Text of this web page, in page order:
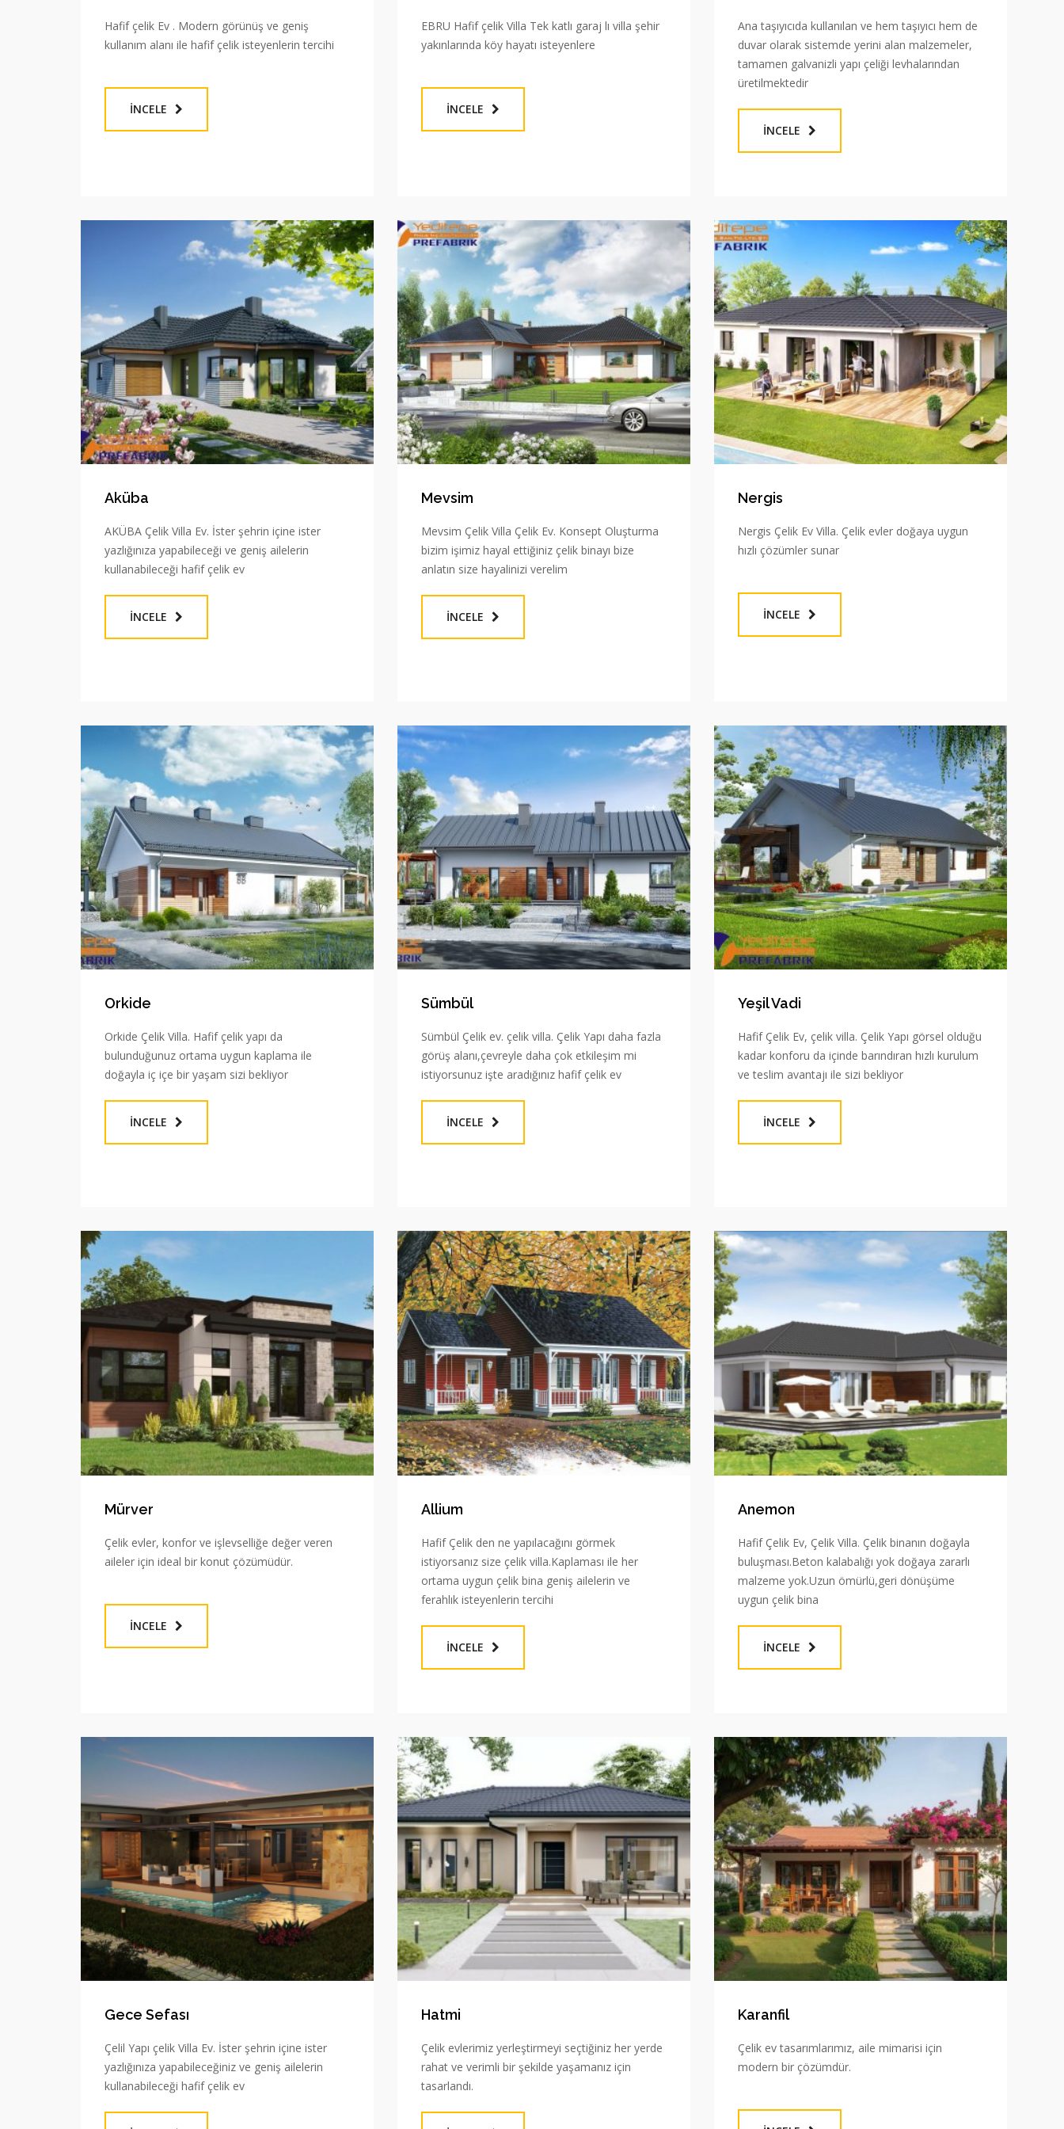
Hafif çelik Ev . Modern görünüş ve geniş
kullanım alanı ile hafif çelik isteyenlerin tercihi
İNCELE
EBRU Hafif çelik Villa Tek katlı garaj lı villa şehir
yakınlarında köy hayatı isteyenlere
İNCELE
Ana taşıyıcıda kullanılan ve hem taşıyıcı hem de
duvar olarak sistemde yerini alan malzemeler,
tamamen galvanizli yapı çeliği levhalarından
üretilmektedir
İNCELE
Aküba
AKÜBA Çelik Villa Ev. İster şehrin içine ister
yazlığınıza yapabileceği ve geniş ailelerin
kullanabileceği hafif çelik ev
İNCELE
Mevsim
Mevsim Çelik Villa Çelik Ev. Konsept Oluşturma
bizim işimiz hayal ettiğiniz çelik binayı bize
anlatın size hayalinizi verelim
İNCELE
Nergis
Nergis Çelik Ev Villa. Çelik evler doğaya uygun
hızlı çözümler sunar
İNCELE
Orkide
Orkide Çelik Villa. Hafif çelik yapı da
bulunduğunuz ortama uygun kaplama ile
doğayla iç içe bir yaşam sizi bekliyor
İNCELE
Sümbül
Sümbül Çelik ev. çelik villa. Çelik Yapı daha fazla
görüş alanı,çevreyle daha çok etkileşim mi
istiyorsunuz işte aradığınız hafif çelik ev
İNCELE
Yeşil Vadi
Hafif Çelik Ev, çelik villa. Çelik Yapı görsel olduğu
kadar konforu da içinde barındıran hızlı kurulum
ve teslim avantajı ile sizi bekliyor
İNCELE
Mürver
Çelik evler, konfor ve işlevselliğe değer veren
aileler için ideal bir konut çözümüdür.
İNCELE
Allium
Hafif Çelik den ne yapılacağını görmek
istiyorsanız size çelik villa.Kaplaması ile her
ortama uygun çelik bina geniş ailelerin ve
ferahlık isteyenlerin tercihi
İNCELE
Anemon
Hafif Çelik Ev, Çelik Villa. Çelik binanın doğayla
buluşması.Beton kalabalığı yok doğaya zararlı
malzeme yok.Uzun ömürlü,geri dönüşüme
uygun çelik bina
İNCELE
Gece Sefası
Çelil Yapı çelik Villa Ev. İster şehrin içine ister
yazlığınıza yapabileceğiniz ve geniş ailelerin
kullanabileceği hafif çelik ev
Hatmi
Çelik evlerimiz yerleştirmeyi seçtiğiniz her yerde
rahat ve verimli bir şekilde yaşamanız için
tasarlandı.
Karanfil
Çelik ev tasarımlarımız, aile mimarisi için
modern bir çözümdür.